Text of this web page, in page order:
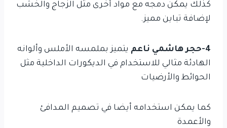
كذلك يمكن دمجه مع مواد أخرى مثل الزجاج والخشب
لإضافة تباين مميز.
4-حجر هاشمي ناعم
يتميز بملمسه الأملس وألوانه
الهادئة مثالي للاستخدام في الديكورات الداخلية مثل
الحوائط والأرضيات
كما يمكن استخدامه أيضا في تصميم المدافئ
والأعمدة